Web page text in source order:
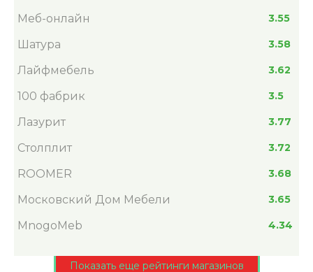
Меб-онлайн 3.55
Шатура 3.58
Лайфмебель 3.62
100 фабрик 3.5
Лазурит 3.77
Столплит 3.72
ROOMER 3.68
Московский Дом Мебели 3.65
MnogoMeb 4.34
Показать еще рейтинги магазинов